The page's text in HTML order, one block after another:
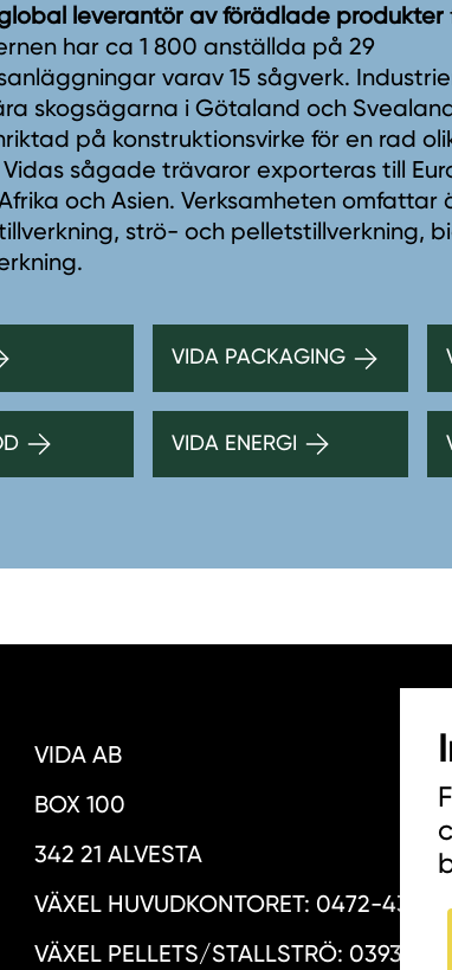
leverantör av förädlade produkter
har ca 1 800 anställda på 29
varav 15 sågverk.
skogsägarna i Götaland och
på konstruktionsvirke för en rad
sågade trävaror exporteras till
och Asien. Verksamheten omfattar
strö- och pelletstillverkning,
VIDA PACKAGING
VIDA ENERGI
VIDA AB
BOX 100
342 21 ALVESTA
VÄXEL HUVUDKONTORET: 0472-439
VÄXEL PELLETS/STALLSTRÖ: 0393-216